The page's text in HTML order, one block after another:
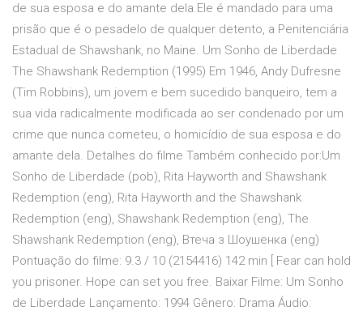
de sua esposa e do amante dela.Ele é mandado para uma
prisão que é o pesadelo de qualquer detento, a Penitenciária
Estadual de Shawshank, no Maine. Um Sonho de Liberdade
The Shawshank Redemption (1995) Em 1946, Andy Dufresne
(Tim Robbins), um jovem e bem sucedido banqueiro, tem a
sua vida radicalmente modificada ao ser condenado por um
crime que nunca cometeu, o homicídio de sua esposa e do
amante dela. Detalhes do filme Também conhecido por:Um
Sonho de Liberdade (pob), Rita Hayworth and Shawshank
Redemption (eng), Rita Hayworth and the Shawshank
Redemption (eng), Shawshank Redemption (eng), The
Shawshank Redemption (eng), Втеча з Шоушенка (eng)
Pontuação do filme: 9.3 / 10 (2154416) 142 min [ Fear can hold
you prisoner. Hope can set you free. Baixar Filme: Um Sonho
de Liberdade Lançamento: 1994 Gênero: Drama Áudio: